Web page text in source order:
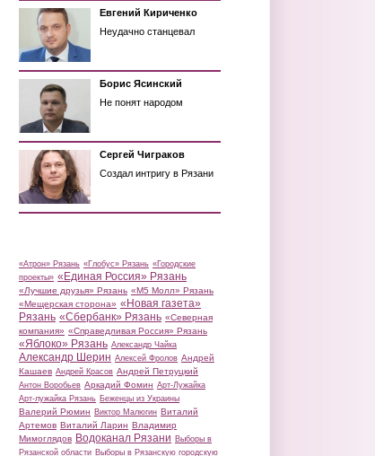
Евгений Кириченко
Неудачно станцевал
Борис Ясинский
Не понят народом
Сергей Чиграков
Создал интригу в Рязани
«Атрон» Рязань «Глобус» Рязань «Городские
проекты» «Единая Россия» Рязань
«Лучшие друзья» Рязань «М5 Молл» Рязань
«Мещерская сторона» «Новая газета»
Рязань «Сбербанк» Рязань «Северная
компания» «Справедливая Россия» Рязань
«Яблоко» Рязань Александр Чайка
Александр Шерин Алексей Фролов Андрей
Кашаев Андрей Красов Андрей Петруцкий
Антон Воробьев Аркадий Фомин Арт-Лужайка
Арт-лужайка Рязань Беженцы из Украины
Валерий Рюмин Виктор Малюгин Виталий
Артемов Виталий Ларин Владимир
Мимоглядов Водоканал Рязани Выборы в
Рязанской области Выборы в Рязанскую городскую